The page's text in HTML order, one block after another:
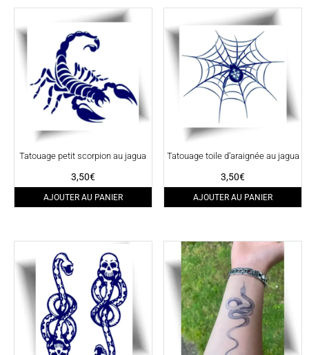
Tatouage petit scorpion au jagua
3,50€
AJOUTER AU PANIER
Tatouage toile d’araignée au jagua
3,50€
AJOUTER AU PANIER